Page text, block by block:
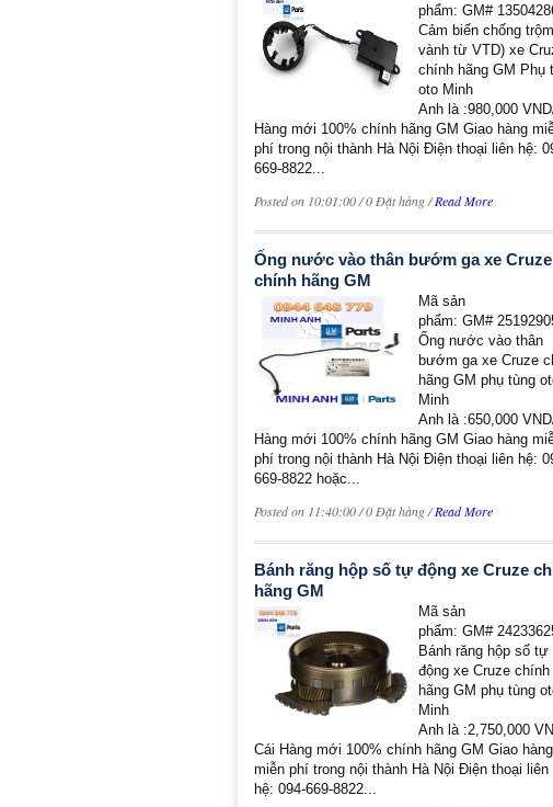
phẩm: GM#
Cảm biến chống
vành từ VTD) xe
chính hãng GM Phụ
oto Minh
Anh là :980,000
Hàng mới 100% chính hãng GM Giao hàng
phí trong nội thành Hà Nội Điện thoại liên hệ:
669-8822...
Posted on 10:01:00 / 0 Đặt hàng /Read More
Ống nước vào thân bướm ga xe Cruze
chính hãng GM
Mã sản
phẩm: GM#
Ống nước vào thân
bướm ga xe Cruze
hãng GM phụ tùng
Minh
Anh là :650,000
Hàng mới 100% chính hãng GM Giao hàng
phí trong nội thành Hà Nội Điện thoại liên hệ:
669-8822 hoặc...
Posted on 11:40:00 / 0 Đặt hàng /Read More
Bánh răng hộp số tự động xe Cruze
hãng GM
Mã sản
phẩm: GM#
Bánh răng hộp số tự
động xe Cruze chính
hãng GM phụ tùng
Minh
Anh là :2,750,000
Cái Hàng mới 100% chính hãng GM Giao hàng
miễn phí trong nội thành Hà Nội Điện thoại liên
hệ: 094-669-8822...